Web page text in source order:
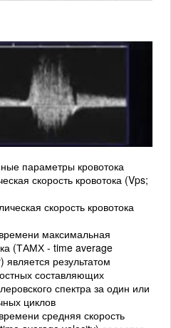
параметры кровотока
скорость кровотока (Vps;
скорость кровотока
максимальная
(ТАМХ - time average
результатом
составляющих
спектра за один или
циклов
средняя скорость